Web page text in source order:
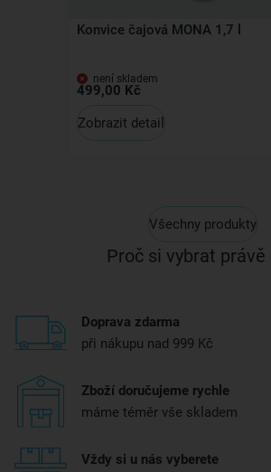
Konvice čajová MONA 1,7 l
není skladem
499,00 Kč
Zobrazit detail
Všechny produkty
Proč si vybrat právě
Doprava zdarma
při nákupu nad 999 Kč
Zboží doručujeme rychle
máme téměr vše skladem
Vždy si u nás vyberete